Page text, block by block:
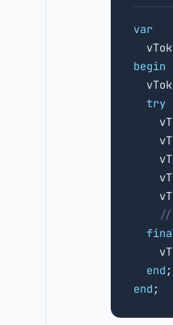
var
begin
vTok
try
//
end
end ;